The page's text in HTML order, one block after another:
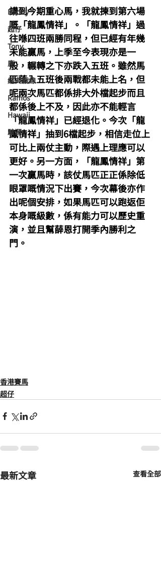
Bobby
超仔
Tony
鹿
經典戰線
Ramos
Hawaii
駿源
講到今期重心馬，我就揀到第六場
嘅「龍鳳情祥」。「龍鳳情祥」過
往喺四班兩勝同程，但已經有年幾
未能贏馬，上季至今表現亦是一
般，輾轉之下亦跌入五班。雖然馬
匹落入五班後兩戰都未能上名，但
呢兩次馬匹都係排大外檔起步而且
都係後上不及，因此亦不能輕言
「龍鳳情祥」已經退化。今次「龍
鳳情祥」抽到6檔起步，相信走位上
可比上兩仗主動，際遇上理應可以
更好。另一方面，「龍鳳情祥」第
一次贏馬時，該仗馬匹正正係除低
眼罩嘅情況下出賽，今次幕後亦作
出呢個安排，如果馬匹可以跑返佢
本身嘅級數，係有能力可以歷史重
演，並且幫薛恩打開季內勝利之
門。
香港賽馬
超仔
最新文章 查看全部